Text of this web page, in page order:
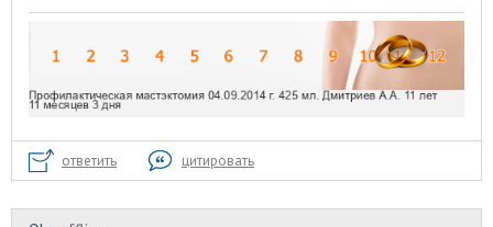
ответить цитировать